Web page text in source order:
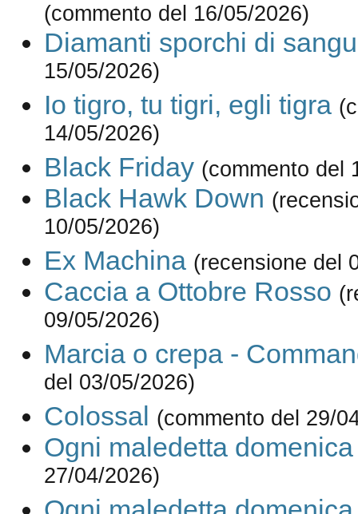
(commento del 16/05/2026)
Diamanti sporchi di
15/05/2026)
Io tigro, tu tigri, egli tigra
14/05/2026)
Black Friday (commento del
Black Hawk Down
10/05/2026)
Ex Machina (recensione del
Caccia a Ottobre Rosso
09/05/2026)
Marcia o crepa -
del 03/05/2026)
Colossal (commento del 29/
Ogni maledetta domenica
27/04/2026)